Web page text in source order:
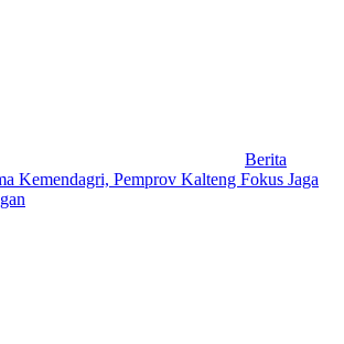
Berita
Kemendagri, Pemprov Kalteng Fokus Jaga